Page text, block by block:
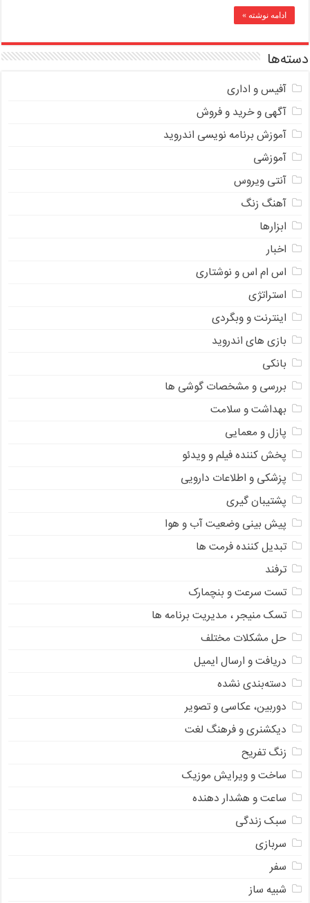
ادامه نوشته »
دسته‌ها
آفیس و اداری
آگهی و خرید و فروش
آموزش برنامه نویسی اندروید
آموزشی
آنتی ویروس
آهنگ زنگ
ابزارها
اخبار
اس ام اس و نوشتاری
استراتژی
اینترنت و وبگردی
بازی های اندروید
بانکی
بررسی و مشخصات گوشی ها
بهداشت و سلامت
پازل و معمایی
پخش کننده فیلم و ویدئو
پزشکی و اطلاعات دارویی
پشتیبان گیری
پیش بینی وضعیت آب و هوا
تبدیل کننده فرمت ها
ترفند
تست سرعت و بنچمارک
تسک منیجر ، مدیریت برنامه ها
حل مشکلات مختلف
دریافت و ارسال ایمیل
دسته‌بندی نشده
دوربین، عکاسی و تصویر
دیکشنری و فرهنگ لغت
زنگ تفریح
ساخت و ویرایش موزیک
ساعت و هشدار دهنده
سبک زندگی
سربازی
سفر
شبیه ساز